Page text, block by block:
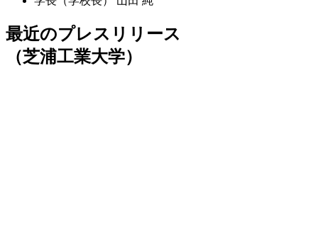
最近のプレスリリース
（芝浦工業大学）